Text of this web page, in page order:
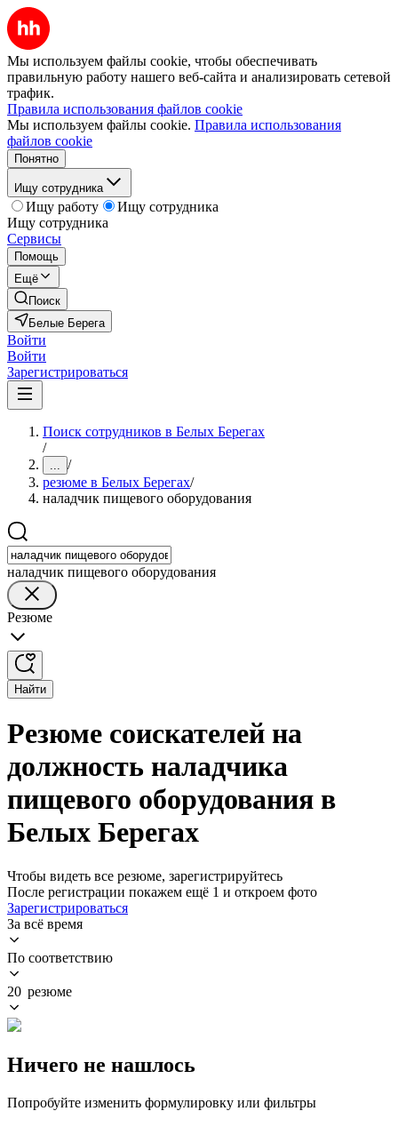
Мы используем файлы cookie, чтобы обеспечивать
правильную работу нашего веб-сайта и анализировать сетевой
трафик.
Правила использования файлов cookie
Мы используем файлы cookie. Правила использования
файлов cookie
Понятно
Ищу сотрудника
Ищу работу
Ищу сотрудника
Ищу сотрудника
Сервисы
Помощь
Ещё
Поиск
Белые Берега
Войти
Войти
Зарегистрироваться
Поиск сотрудников в Белых Берегах
/
... /
резюме в Белых Берегах/
наладчик пищевого оборудования
наладчик пищевого оборудования
Резюме
Найти
Резюме соискателей на
должность наладчика
пищевого оборудования в
Белых Берегах
Чтобы видеть все резюме, зарегистрируйтесь
После регистрации покажем ещё 1 и откроем фото
Зарегистрироваться
За всё время
По соответствию
20 резюме
Ничего не нашлось
Попробуйте изменить формулировку или фильтры